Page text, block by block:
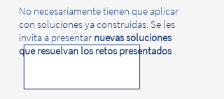
No necesariamente tienen que aplicar
con soluciones ya construidas. Se les
invita a presentar nuevas soluciones
que resuelvan los retos presentados .